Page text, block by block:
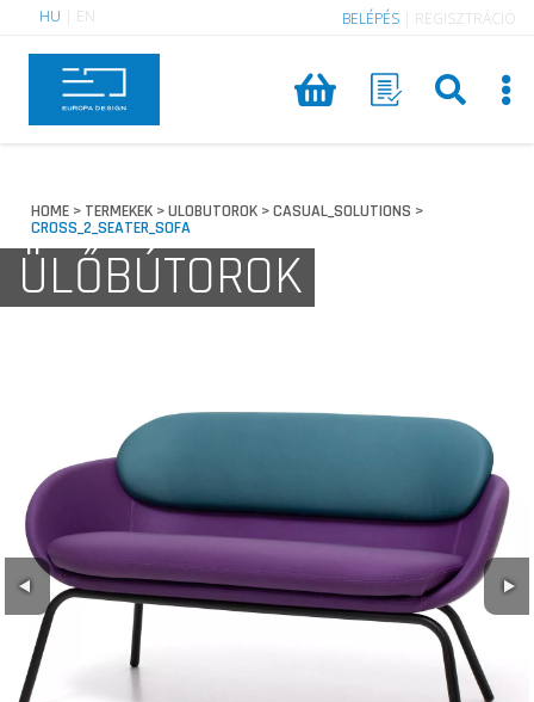
HU EN BELÉPÉS REGISZTRÁCIÓ
HOME > TERMEKEK >ULOBUTOROK >CASUAL_SOLUTIONS >
CROSS_2_SEATER_SOFA
ÜLŐBÚTOROK